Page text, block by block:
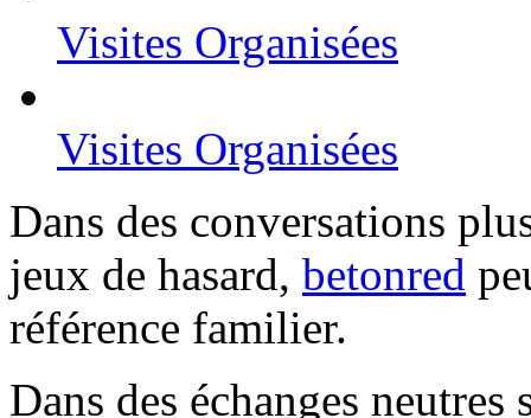
Visites Organisées
Visites Organisées
Dans des conversations
jeux de hasard, betonred
référence familier.
Dans des échanges